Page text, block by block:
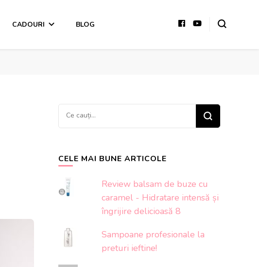
CADOURI BLOG
Cauți
ceva?
CELE MAI BUNE ARTICOLE
Review balsam de buze cu
caramel - Hidratare intensă și
îngrijire delicioasă 8
Sampoane profesionale la
preturi ieftine!